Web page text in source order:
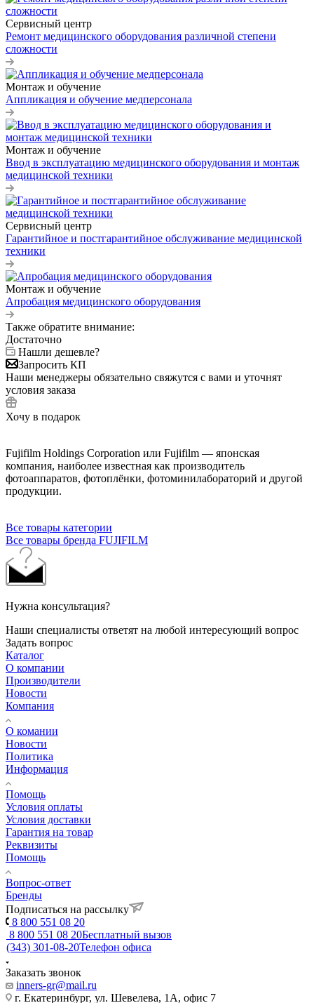
Сервисный центр
Ремонт медицинского оборудования различной степени
сложности
Монтаж и обучение
Аппликация и обучение медперсонала
Монтаж и обучение
Ввод в эксплуатацию медицинского оборудования и монтаж
медицинской техники
Сервисный центр
Гарантийное и постгарантийное обслуживание медицинской
техники
Монтаж и обучение
Апробация медицинского оборудования
Также обратите внимание:
Достаточно
Нашли дешевле?
Запросить КП
Наши менеджеры обязательно свяжутся с вами и уточнят
условия заказа
Хочу в подарок
Fujifilm Holdings Corporation или Fujifilm — японская
компания, наиболее известная как производитель
фотоаппаратов, фотоплёнки, фотоминилабораторий и другой
продукции.
Все товары категории
Все товары бренда FUJIFILM
Нужна консультация?
Наши специалисты ответят на любой интересующий вопрос
Задать вопрос
Каталог
О компании
Производители
Новости
Компания
О комании
Новости
Политика
Информация
Помощь
Условия оплаты
Условия доставки
Гарантия на товар
Реквизиты
Помощь
Вопрос-ответ
Бренды
Подписаться на рассылку
8 800 551 08 20
8 800 551 08 20Бесплатный вызов
(343) 301-08-20Телефон офиса
Заказать звонок
inners-gr@mail.ru
г. Екатеринбург, ул. Шевелева, 1А, офис 7